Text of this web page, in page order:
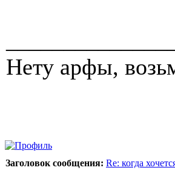
Нету арфы,
Заголовок сообщения: Re: когда